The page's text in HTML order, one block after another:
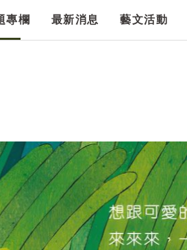
專欄 最新消息 藝文活動